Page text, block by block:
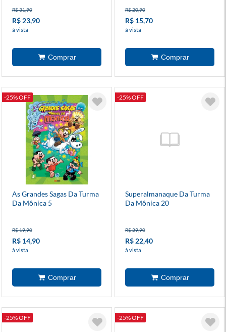
R$ 31,90
R$ 23,90
à vista
R$ 20,90
R$ 15,70
à vista
-25% OFF
As Grandes Sagas Da Turma
Da Mônica 5
R$ 19,90
R$ 14,90
à vista
-25% OFF
Superalmanaque Da Turma
Da Mônica 20
R$ 29,90
R$ 22,40
à vista
-25% OFF -25% OFF